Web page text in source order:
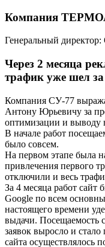
Компания
Генеральный
Через 2 месяца
трафик уже шел
Компания СУ-77
Антону Юрьевичу за
оптимизации и выводу
В начале работ
было совсем.
На первом этапе была
привлечения первого
отключили и весь
За 4 месяца работ сайт
Google по всем
настоящего времени
выдачи. Посещаемость
заявок выросло и
сайта осуществлялось